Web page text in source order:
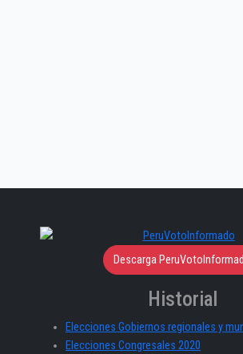
Descarga
Historial
Elecciones Gobiernos regionales y
Elecciones Congresales 2020